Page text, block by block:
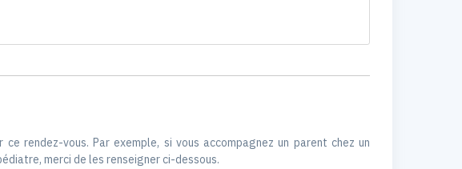
rendez-vous. Par exemple, si vous accompagnez un parent chez un
merci de les renseigner ci-dessous.